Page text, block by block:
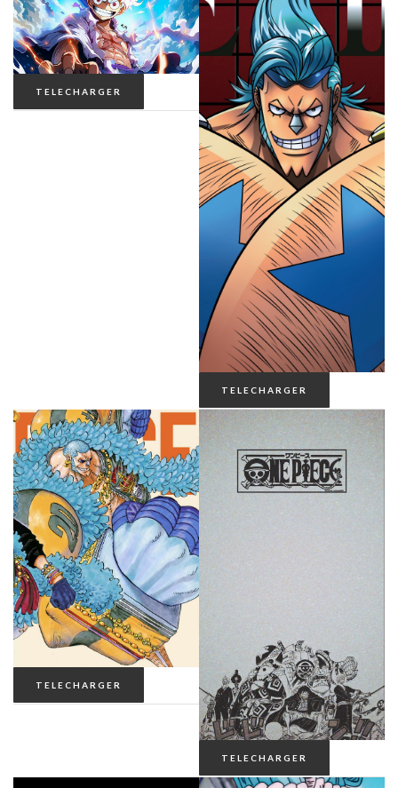
TELECHARGER
TELECHARGER
TELECHARGER
TELECHARGER